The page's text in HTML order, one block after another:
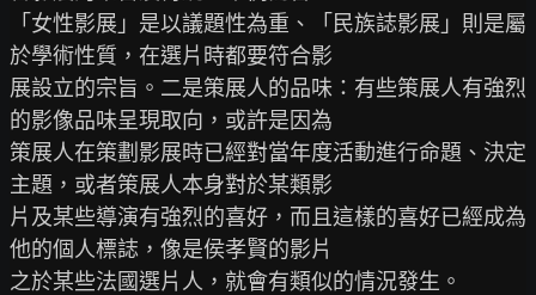
「女性影展」是以議題性為重、「民族誌影展」則是屬
於學術性質，在選片時都要符合影
展設立的宗旨。二是策展人的品味：有些策展人有強烈
的影像品味呈現取向，或許是因為
策展人在策劃影展時已經對當年度活動進行命題、決定
主題，或者策展人本身對於某類影
片及某些導演有強烈的喜好，而且這樣的喜好已經成為
他的個人標誌，像是侯孝賢的影片
之於某些法國選片人，就會有類似的情況發生。